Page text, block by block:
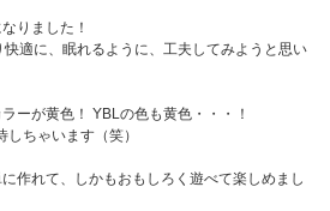
りました！
に、眠れるように、工夫してみようと思い
ーが黄色！ YBLの色も黄色・・・！
ちゃいます（笑）
作れて、しかもおもしろく遊べて楽しめまし